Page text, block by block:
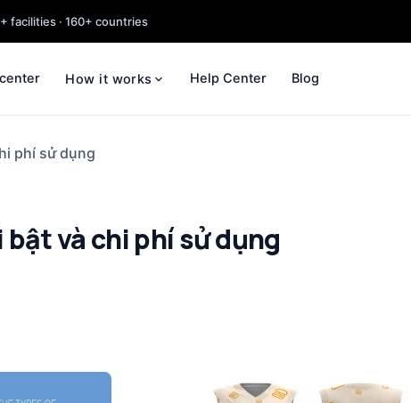
facilities · 160+ countries
How it works Help Center Blog
phí sử dụng
và chi phí sử dụng